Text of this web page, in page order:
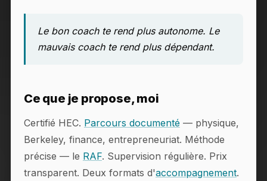
Le bon coach te rend plus autonome. Le
mauvais coach te rend plus dépendant.
Ce que je propose, moi
Certifié HEC. Parcours documenté— physique,
Berkeley, finance, entrepreneuriat. Méthode
précise — le RAF. Supervision régulière. Prix
transparent. Deux formats d'accompagnement.